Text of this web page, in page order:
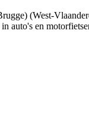
(West-
auto's en